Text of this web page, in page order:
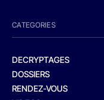
CATEGORIES
DECRYPTAGES
DOSSIERS
RENDEZ-VOUS